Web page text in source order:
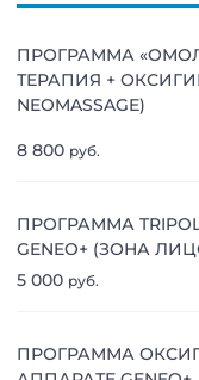
ПРОГРАММА
ТЕРАПИЯ +
NEOMASSAGE)
8 800 руб.
ПРОГРАММА
GENEO+ (ЗОНА
5 000 руб.
ПРОГРАММА